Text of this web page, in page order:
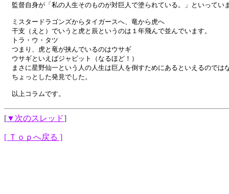
監督自身が「私の人生そのものが対巨人で塗られている。」といってい
ミスタードラゴンズからタイガースへ、竜から虎へ
干支（えと）でいうと虎と辰というのは１年飛んで並んでいます。
トラ・ウ・タツ
つまり、虎と竜が挟んでいるのはウサギ
ウサギといえばジャビット（なるほど！）
まさに星野仙一という人の人生は巨人を倒すためにあるといえるのでは
ちょっとした発見でした。
以上コラムです。
[▼次のスレッド]
[ Ｔｏｐへ戻る ]